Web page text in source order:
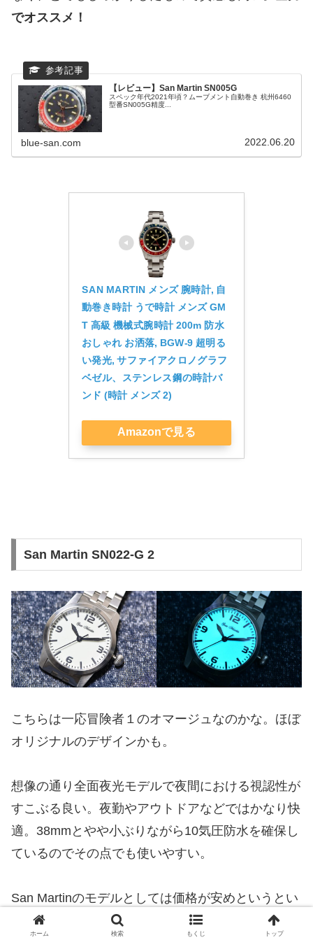
でオススメ！
【レビュー】San Martin SN005G
スペック年代2021年頃？ムーブメント自動巻き 杭州6460
型番SN005G精度...
blue-san.com 2022.06.20
SAN MARTIN メンズ 腕時計, 自
動巻き時計 うで時計 メンズ GM
T 高級 機械式腕時計 200m 防水
おしゃれ お洒落, BGW-9 超明る
い発光, サファイアクロノグラフ
ベゼル、ステンレス鋼の時計バ
ンド (時計 メンズ 2)
Amazonで見る
San Martin SN022-G 2
こちらは一応冒険者１のオマージュなのかな。ほぼ
オリジナルのデザインかも。
想像の通り全面夜光モデルで夜間における視認性が
すこぶる良い。夜勤やアウトドアなどではかなり快
適。38mmとやや小ぶりながら10気圧防水を確保し
ているのでその点でも使いやすい。
San Martinのモデルとしては価格が安めというとい
うのも強み。機械式で全面夜光のモデルではかなり
ホーム 検索 もくじ トップ